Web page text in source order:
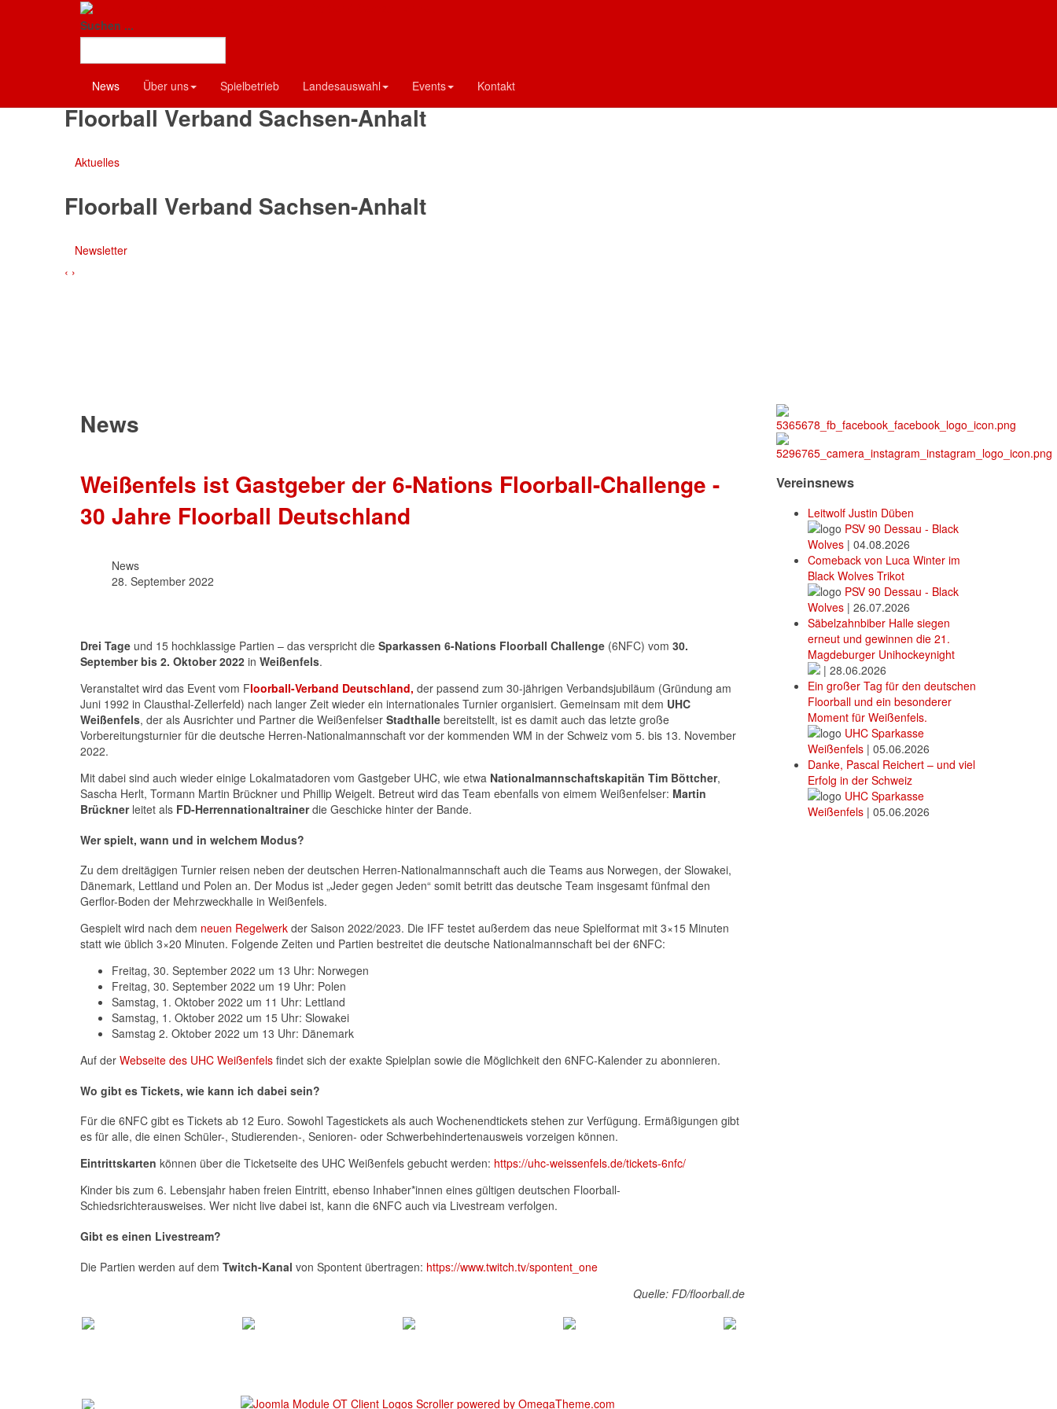
Suchen ...
News Über uns Spielbetrieb Landesauswahl Events Kontakt
Floorball Verband Sachsen-Anhalt
Floorball Verband Sachsen-Anhalt
Aktuelles
Floorball Verband Sachsen-Anhalt
Newsletter
‹ ›
News
Weißenfels ist Gastgeber der 6-Nations Floorball-Challenge -
30 Jahre Floorball Deutschland
News
28. September 2022
Drei Tage und 15 hochklassige Partien – das verspricht die Sparkassen 6-Nations Floorball Challenge (6NFC) vom 30.
September bis 2. Oktober 2022 in Weißenfels.
Veranstaltet wird das Event vom Floorball-Verband Deutschland, der passend zum 30-jährigen Verbandsjubiläum (Gründung am
Juni 1992 in Clausthal-Zellerfeld) nach langer Zeit wieder ein internationales Turnier organisiert. Gemeinsam mit dem UHC
Weißenfels, der als Ausrichter und Partner die Weißenfelser Stadthalle bereitstellt, ist es damit auch das letzte große
Vorbereitungsturnier für die deutsche Herren-Nationalmannschaft vor der kommenden WM in der Schweiz vom 5. bis 13. November
2022.
Mit dabei sind auch wieder einige Lokalmatadoren vom Gastgeber UHC, wie etwa Nationalmannschaftskapitän Tim Böttcher,
Sascha Herlt, Tormann Martin Brückner und Phillip Weigelt. Betreut wird das Team ebenfalls von eimem Weißenfelser: Martin
Brücknerleitet als FD-Herrennationaltrainerdie Geschicke hinter der Bande.
Wer spielt, wann und in welchem Modus?
Zu dem dreitägigen Turnier reisen neben der deutschen Herren-Nationalmannschaft auch die Teams aus Norwegen, der Slowakei,
Dänemark, Lettland und Polen an. Der Modus ist „Jeder gegen Jeden“ somit betritt das deutsche Team insgesamt fünfmal den
Gerflor-Boden der Mehrzweckhalle in Weißenfels.
Gespielt wird nach dem neuen Regelwerk der Saison 2022/2023. Die IFF testet außerdem das neue Spielformat mit 3×15 Minuten
statt wie üblich 3×20 Minuten. Folgende Zeiten und Partien bestreitet die deutsche Nationalmannschaft bei der 6NFC:
Freitag, 30. September 2022 um 13 Uhr: Norwegen
Freitag, 30. September 2022 um 19 Uhr: Polen
Samstag, 1. Oktober 2022 um 11 Uhr: Lettland
Samstag, 1. Oktober 2022 um 15 Uhr: Slowakei
Samstag 2. Oktober 2022 um 13 Uhr: Dänemark
Auf der Webseite des UHC Weißenfels findet sich der exakte Spielplan sowie die Möglichkeit den 6NFC-Kalender zu abonnieren.
Wo gibt es Tickets, wie kann ich dabei sein?
Für die 6NFC gibt es Tickets ab 12 Euro. Sowohl Tagestickets als auch Wochenendtickets stehen zur Verfügung. Ermäßigungen gibt
es für alle, die einen Schüler-, Studierenden-, Senioren- oder Schwerbehindertenausweis vorzeigen können.
Eintrittskarten können über die Ticketseite des UHC Weißenfels gebucht werden: https://uhc-weissenfels.de/tickets-6nfc/
Kinder bis zum 6. Lebensjahr haben freien Eintritt, ebenso Inhaber*innen eines gültigen deutschen Floorball-
Schiedsrichterausweises. Wer nicht live dabei ist, kann die 6NFC auch via Livestream verfolgen.
Gibt es einen Livestream?
Die Partien werden auf dem Twitch-Kanal von Spontent übertragen: https://www.twitch.tv/spontent_one
Quelle: FD/floorball.de
Vereinsnews
Leitwolf Justin Düben
PSV 90 Dessau - Black
Wolves | 04.08.2026
Comeback von Luca Winter im
Black Wolves Trikot
PSV 90 Dessau - Black
Wolves | 26.07.2026
Säbelzahnbiber Halle siegen
erneut und gewinnen die 21.
Magdeburger Unihockeynight
| 28.06.2026
Ein großer Tag für den deutschen
Floorball und ein besonderer
Moment für Weißenfels.
UHC Sparkasse
Weißenfels | 05.06.2026
Danke, Pascal Reichert – und viel
Erfolg in der Schweiz
UHC Sparkasse
Weißenfels | 05.06.2026